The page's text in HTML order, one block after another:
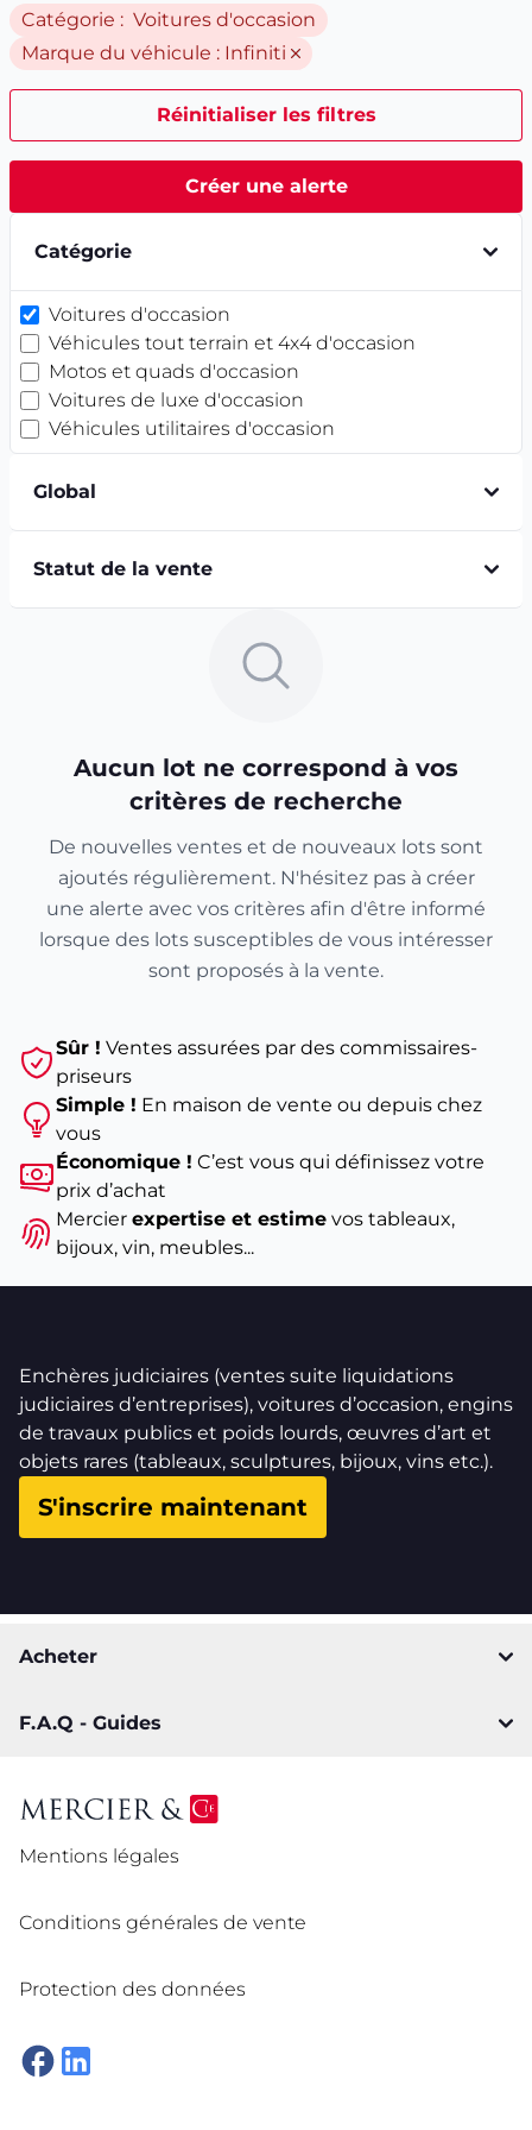
Catégorie : Voitures d'occasion
Marque du véhicule : Infiniti
Réinitialiser les filtres
Créer une alerte
Catégorie
Voitures d'occasion
Véhicules tout terrain et 4x4 d'occasion
Motos et quads d'occasion
Voitures de luxe d'occasion
Véhicules utilitaires d'occasion
Global
Statut de la vente
Aucun lot ne correspond à vos
critères de recherche
De nouvelles ventes et de nouveaux lots sont
ajoutés régulièrement. N'hésitez pas à créer
une alerte avec vos critères afin d'être informé
lorsque des lots susceptibles de vous intéresser
sont proposés à la vente.
Sûr ! Ventes assurées par des commissaires-
priseurs
Simple ! En maison de vente ou depuis chez
vous
Économique ! C’est vous qui définissez votre
prix d’achat
Mercier expertise et estimevos tableaux,
bijoux, vin, meubles...
Enchères judiciaires (ventes suite liquidations
judiciaires d’entreprises), voitures d’occasion, engins
de travaux publics et poids lourds, œuvres d’art et
objets rares (tableaux, sculptures, bijoux, vins etc.).
S'inscrire maintenant
Acheter
F.A.Q - Guides
Mentions légales
Conditions générales de vente
Protection des données